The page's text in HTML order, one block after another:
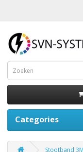
Categories
Stootband